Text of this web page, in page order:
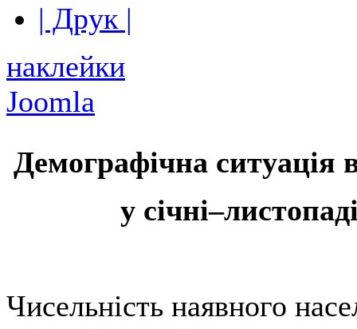
| Друк |
наклейки
Joomla
Демографічна ситуація
у січні–
Чисельність наявного